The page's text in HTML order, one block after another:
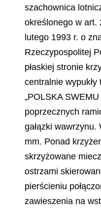
szachownica
określonego w art.
lutego 1993 r. o
Rzeczypospolitej
płaskiej stronie
centralnie
„POLSKA
poprzecznych
gałązki
mm. Ponad
skrzyżowane
ostrzami
pierścieniu
zawieszenia na